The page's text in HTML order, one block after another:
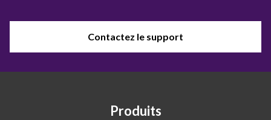
Contactez le support
Produits